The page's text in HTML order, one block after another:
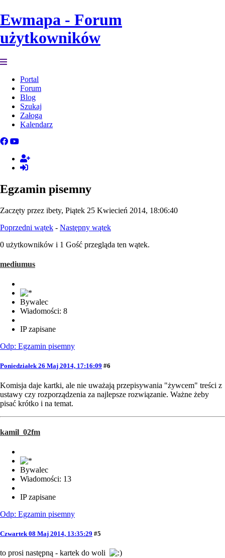
Ewmapa - Forum
użytkowników
Portal
Forum
Blog
Szukaj
Załoga
Kalendarz
Egzamin pisemny
Zaczęty przez ibety, Piątek 25 Kwiecień 2014, 18:06:40
Poprzedni wątek - Następny wątek
0 użytkowników i 1 Gość przegląda ten wątek.
mediumus
Bywalec
Wiadomości: 8
IP zapisane
Odp: Egzamin pisemny
Poniedziałek 26 Maj 2014, 17:16:09 #6
Komisja daje kartki, ale nie uważają przepisywania "żywcem" treści z
ustawy czy rozporządzenia za najlepsze rozwiązanie. Ważne żeby
pisać krótko i na temat.
kamil_02fm
Bywalec
Wiadomości: 13
IP zapisane
Odp: Egzamin pisemny
Czwartek 08 Maj 2014, 13:35:29 #5
to prosi następną - kartek do woli